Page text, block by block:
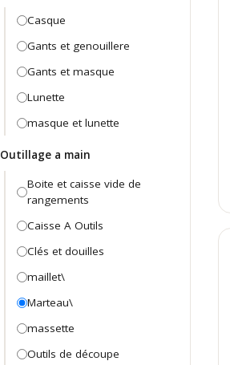
Casque
Gants et genouillere
Gants et masque
Lunette
masque et lunette
Outillage a main
Boite et caisse vide de
rangements
Caisse A Outils
Clés et douilles
maillet\
Marteau\
massette
Outils de découpe